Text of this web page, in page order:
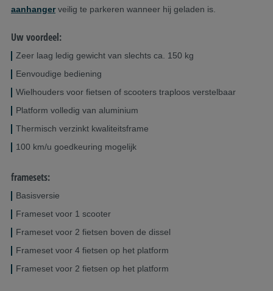
aanhangerveilig te parkeren wanneer hij geladen is.
Uw voordeel:
Zeer laag ledig gewicht van slechts ca. 150 kg
Eenvoudige bediening
Wielhouders voor fietsen of scooters traploos verstelbaar
Platform volledig van aluminium
Thermisch verzinkt kwaliteitsframe
100 km/u goedkeuring mogelijk
framesets:
Basisversie
Frameset voor 1 scooter
Frameset voor 2 fietsen boven de dissel
Frameset voor 4 fietsen op het platform
Frameset voor 2 fietsen op het platform